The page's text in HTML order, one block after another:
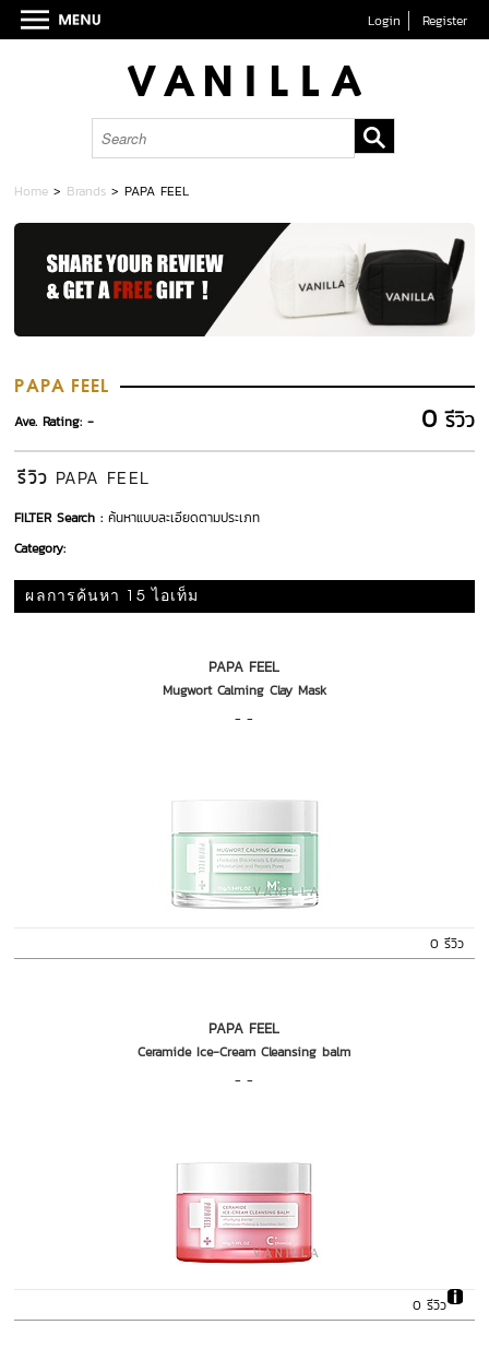
Login Register
Home > Brands >PAPA FEEL
PAPA FEEL
0รีวิว
Ave. Rating: -
รีวิว PAPA FEEL
FILTER Search : ค้นหาแบบละเอียดตามประเภท
Category:
ผลการค้นหา 15 ไอเท็ม
PAPA FEEL
Mugwort Calming Clay Mask
- -
0 รีวิว
PAPA FEEL
Ceramide Ice-Cream Cleansing balm
- -
0 รีวิว